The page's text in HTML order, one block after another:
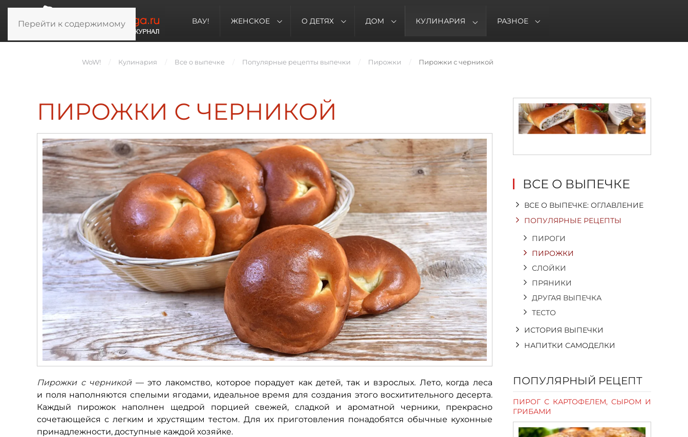
Перейти к содержимому ВАУ! ЖЕНСКОЕ О ДЕТЯХ ДОМ КУЛИНАРИЯ РАЗНОЕ
WoW! Кулинария Все о выпечке Популярные рецепты выпечки Пирожки Пирожки с черникой
ПИРОЖКИ С ЧЕРНИКОЙ
Пирожки с черникой— это лакомство, которое порадует как детей, так и взрослых. Лето, когда леса
и поля наполняются спелыми ягодами, идеальное время для создания этого восхитительного десерта.
Каждый пирожок наполнен щедрой порцией свежей, сладкой и ароматной черники, прекрасно
сочетающейся с легким и хрустящим тестом. Для их приготовления понадобятся обычные кухонные
принадлежности, доступные каждой хозяйке.
ВСЕ О ВЫПЕЧКЕ
ВСЕ О ВЫПЕЧКЕ: ОГЛАВЛЕНИЕ
ПОПУЛЯРНЫЕ РЕЦЕПТЫ
ПИРОГИ
ПИРОЖКИ
СЛОЙКИ
ПРЯНИКИ
ДРУГАЯ ВЫПЕЧКА
ТЕСТО
ИСТОРИЯ ВЫПЕЧКИ
НАПИТКИ САМОДЕЛКИ
ПОПУЛЯРНЫЙ РЕЦЕПТ
ПИРОГ С КАРТОФЕЛЕМ, СЫРОМ И
ГРИБАМИ